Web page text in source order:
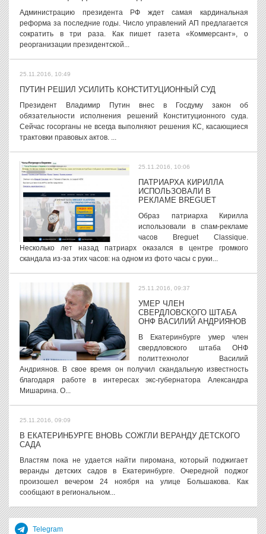
Администрацию президента РФ ждет самая кардинальная
реформа за последние годы. Число управлений АП предлагается
сократить в три раза. Как пишет газета «Коммерсант», о
реорганизации президентской...
25.11.2016, 10:49
ПУТИН РЕШИЛ УСИЛИТЬ КОНСТИТУЦИОННЫЙ СУД
Президент Владимир Путин внес в Госдуму закон об
обязательности исполнения решений Конституционного суда.
Сейчас госорганы не всегда выполняют решения КС, касающиеся
трактовки правовых актов. ...
25.11.2016, 10:06
ПАТРИАРХА КИРИЛЛА
ИСПОЛЬЗОВАЛИ В
РЕКЛАМЕ BREGUET
Образ патриарха Кирилла
использовали в спам-рекламе
часов Breguet Classique.
Несколько лет назад патриарх оказался в центре громкого
скандала из-за этих часов: на одном из фото часы с руки...
25.11.2016, 09:37
УМЕР ЧЛЕН
СВЕРДЛОВСКОГО ШТАБА
ОНФ ВАСИЛИЙ АНДРИЯНОВ
В Екатеринбурге умер член
свердловского штаба ОНФ
политтехнолог Василий
Андриянов. В свое время он получил скандальную известность
благодаря работе в интересах экс-губернатора Александра
Мишарина. О...
25.11.2016, 09:09
В ЕКАТЕРИНБУРГЕ ВНОВЬ СОЖГЛИ ВЕРАНДУ ДЕТСКОГО
САДА
Властям пока не удается найти пиромана, который поджигает
веранды детских садов в Екатеринбурге. Очередной поджог
произошел вечером 24 ноября на улице Большакова. Как
сообщают в региональном...
Telegram